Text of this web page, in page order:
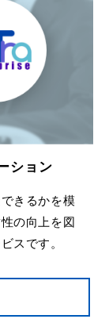
ション
きるかを模
の向上を図
スです。